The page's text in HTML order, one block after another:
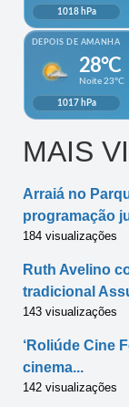
MAIS
Arraiá no
programação
184 visualizações
Ruth Avelino
tradicional
143 visualizações
‘Roliúde Cine
cinema...
142 visualizações